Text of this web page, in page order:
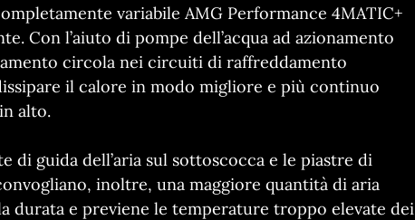
variabile AMG Performance 4MATIC+
Con l’aiuto di pompe dell’acqua ad azionamento
circola nei circuiti di raffreddamento
il calore in modo migliore e più continuo
alto.
di guida dell’aria sul sottoscocca e le piastre di
inoltre, una maggiore quantità di aria
durata e previene le temperature troppo elevate dei